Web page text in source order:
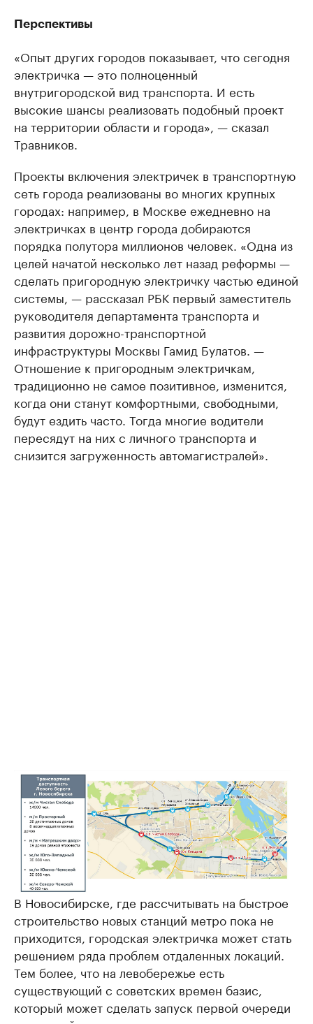
Перспективы
«Опыт других городов показывает, что сегодня
электричка — это полноценный
внутригородской вид транспорта. И есть
высокие шансы реализовать подобный проект
на территории области и города», — сказал
Травников.
Проекты включения электричек в транспортную
сеть города реализованы во многих крупных
городах: например, в Москве ежедневно на
электричках в центр города добираются
порядка полутора миллионов человек. «Одна из
целей начатой несколько лет назад реформы —
сделать пригородную электричку частью единой
системы, — рассказал РБК первый заместитель
руководителя департамента транспорта и
развития дорожно-транспортной
инфраструктуры Москвы Гамид Булатов. —
Отношение к пригородным электричкам,
традиционно не самое позитивное, изменится,
когда они станут комфортными, свободными,
будут ездить часто. Тогда многие водители
пересядут на них с личного транспорта и
снизится загруженность автомагистралей».
В Новосибирске, где рассчитывать на быстрое
строительство новых станций метро пока не
приходится, городская электричка может стать
решением ряда проблем отдаленных локаций.
Тем более, что на левобережье есть
существующий с советских времен базис,
который может сделать запуск первой очереди